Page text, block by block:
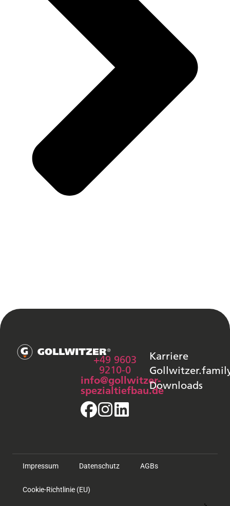
+49 9603
9210-0
info@gollwitzer-
spezialtiefbau.de
Karriere
Downloads
Impressum Datenschutz AGBs
Cookie-Richtlinie (EU)